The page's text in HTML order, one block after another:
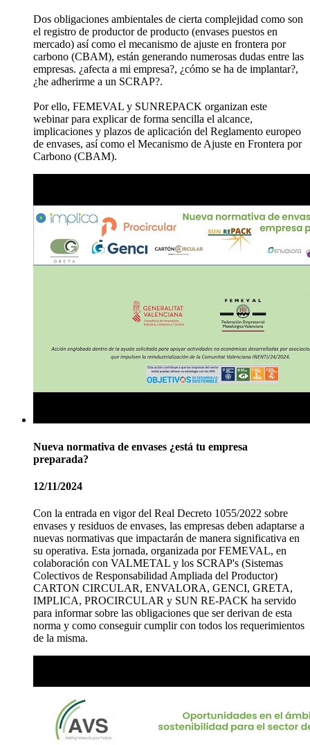
Dos obligaciones ambientales de cierta complejidad como son
el registro de productor de producto (envases puestos en
mercado) así como el mecanismo de ajuste en frontera por
carbono (CBAM), están generando numerosas dudas entre las
empresas. ¿afecta a mi empresa?, ¿cómo se ha de implantar?,
¿he adherirme a un SCRAP?.
Por ello, FEMEVAL y SUNREPACK organizan este
webinar para explicar de forma sencilla el alcance,
implicaciones y plazos de aplicación del Reglamento europeo
de envases, así como el Mecanismo de Ajuste en Frontera por
Carbono (CBAM).
Nueva normativa de envases ¿está tu empresa
preparada?
12/11/2024
Con la entrada en vigor del Real Decreto 1055/2022 sobre
envases y residuos de envases, las empresas deben adaptarse a
nuevas normativas que impactarán de manera significativa en
su operativa. Esta jornada, organizada por FEMEVAL, en
colaboración con VALMETAL y los SCRAP's (Sistemas
Colectivos de Responsabilidad Ampliada del Productor)
CARTON CIRCULAR, ENVALORA, GENCI, GRETA,
IMPLICA, PROCIRCULAR y SUN RE-PACK ha servido
para informar sobre las obligaciones que ser derivan de esta
norma y como conseguir cumplir con todos los requerimientos
de la misma.